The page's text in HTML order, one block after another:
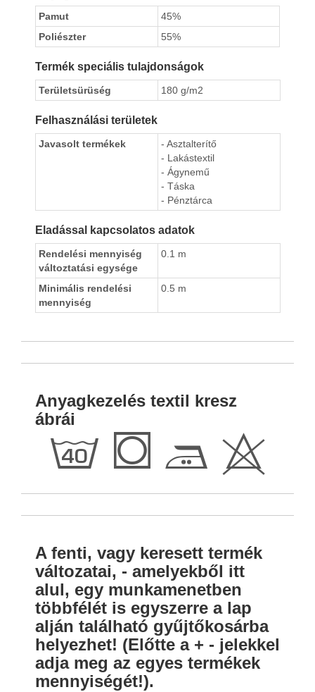
Pamut
45%
Poliészter
55%
Termék speciális tulajdonságok
Területsürüség 180 g/m2
Felhasználási területek
Javasolt termékek
- Asztalterítő
- Lakástextil
- Ágynemű
- Táska
- Pénztárca
Eladással kapcsolatos adatok
Rendelési mennyiség
változtatási egysége
0.1 m
Minimális rendelési
mennyiség
0.5 m
Anyagkezelés textil kresz
ábrái
h Q E H
A fenti, vagy keresett termék
változatai, - amelyekből itt
alul, egy munkamenetben
többfélét is egyszerre a lap
alján található gyűjtőkosárba
helyezhet! (Előtte a + - jelekkel
adja meg az egyes termékek
mennyiségét!).